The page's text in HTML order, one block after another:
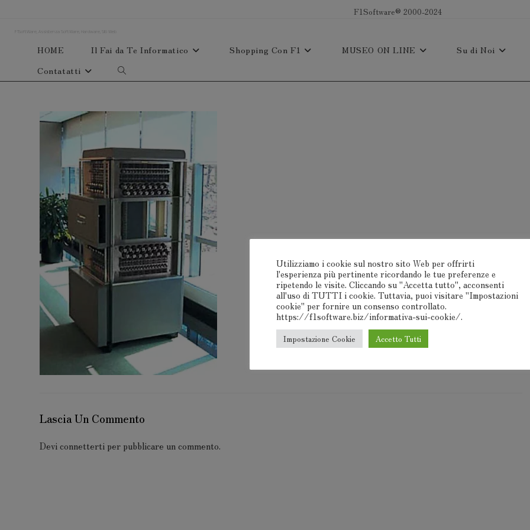
contenuto
F1Software® 2000-2024
F1SoftWare, Assistenza SoftWare, Hardware, Siti Web
HOME Il Fai da Te Informatico Shopping Con F1 MUSEO ON LINE Su di Noi
Contatatti
Attiva/disattiva
ricerca
web
Lascia Un Commento
Deviconnetterti per pubblicare un commento.
Utilizziamo i cookie sul nostro sito Web per offrirti
l'esperienza più pertinente ricordando le tue preferenze e
ripetendo le visite. Cliccando su "Accetta tutto", acconsenti
all'uso di TUTTI i cookie. Tuttavia, puoi visitare "Impostazioni
cookie" per fornire un consenso controllato.
https://f1software.biz/informativa-sui-cookie/.
Impostazione Cookie Accetto Tutti